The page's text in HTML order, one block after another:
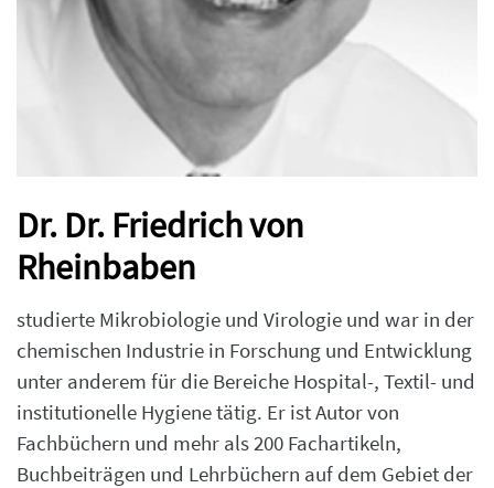
Dr. Dr. Friedrich von
Rheinbaben
studierte Mikrobiologie und Virologie und war in der
chemischen Industrie in Forschung und Entwicklung
unter anderem für die Bereiche Hospital-, Textil- und
institutionelle Hygiene tätig. Er ist Autor von
Fachbüchern und mehr als 200 Fachartikeln,
Buchbeiträgen und Lehrbüchern auf dem Gebiet der